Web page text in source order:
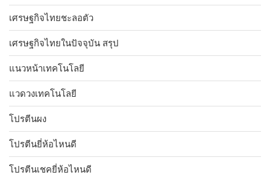
เศรษฐกิจไทยชะลอตัว
เศรษฐกิจไทยในปัจจุบัน สรุป
แนวหน้าเทคโนโลยี
แวดวงเทคโนโลยี
โปรตีนผง
โปรตีนยี่ห้อไหนดี
โปรตีนเชคยี่ห้อไหนดี